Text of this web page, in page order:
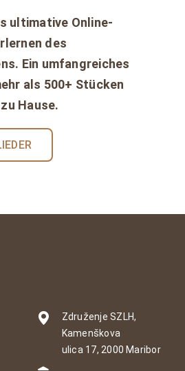
ultimative Online-
des
Ein umfangreiches
als 500+ Stücken
Hause.
Združenje SZLH,
Kamenškova
ulica 17, 2000 Maribor